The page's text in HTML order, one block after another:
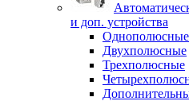
и доп. устройства
Однополюсные
Двухполюсные
Трехполюсные